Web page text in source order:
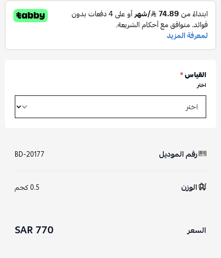
القياس*
اختر
رقم الموديل BD-20177
الوزن 0.5 كجم
السعر 770 SAR